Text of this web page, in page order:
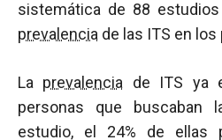
sistemática de 88
prevalencia de las ITS en los
La prevalencia de ITS ya
personas que buscaban
estudio, el 24% de ellas